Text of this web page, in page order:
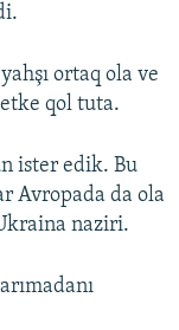
ortaq ola ve
qol tuta.
ister edik. Bu
Avropada da ola
naziri.